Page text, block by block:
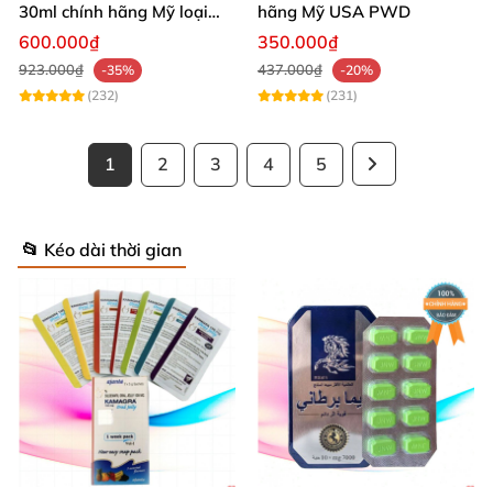
30ml chính hãng Mỹ loại
mạnh cho Top Bot
600.000₫
923.000₫
-35%
(232)
hãng Mỹ USA PWD
350.000₫
437.000₫
-20%
(231)
1 2 3 4 5
📂 Kéo dài thời gian